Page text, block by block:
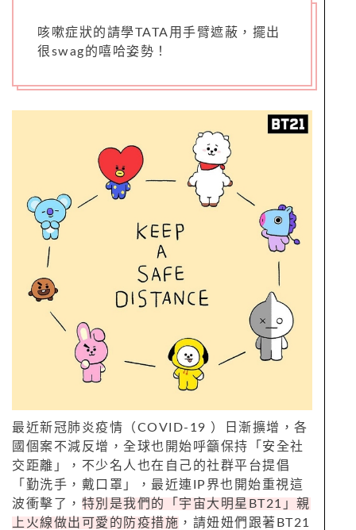
咳嗽症狀的請學TATA用手臂遮蔽，擺出
很swag的嘻哈姿勢！
最近新冠肺炎疫情（COVID-19 ）日漸擴增，各
國個案不減反增，全球也開始呼籲保持「安全社
交距離」，不少名人也在自己的社群平台提倡
「勤洗手，戴口罩」，最近連IP界也開始重視這
波衝擊了， 特別是我們的「宇宙大明星BT21」親
上火線做出可愛的防疫措施 ，請妞妞們跟著BT21